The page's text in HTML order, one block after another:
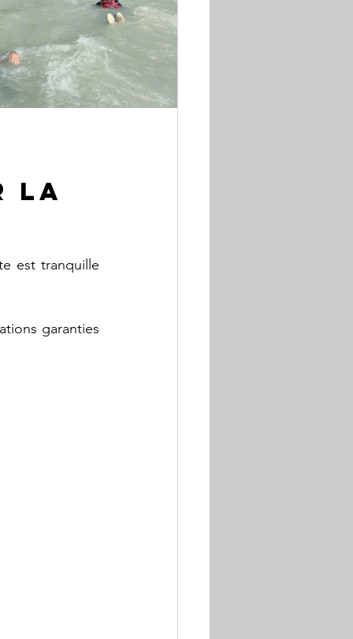
la
est tranquille
garanties